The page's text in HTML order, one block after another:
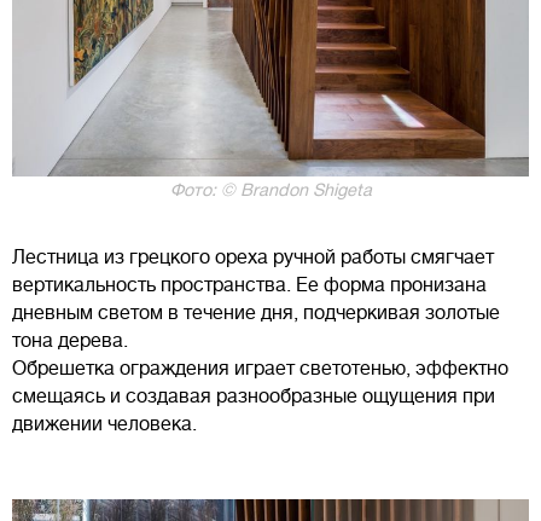
Фото: © Brandon Shigeta
Лестница из грецкого ореха ручной работы смягчает
вертикальность пространства. Ее форма пронизана
дневным светом в течение дня, подчеркивая золотые
тона дерева.
Обрешетка ограждения играет светотенью, эффектно
смещаясь и создавая разнообразные ощущения при
движении человека.